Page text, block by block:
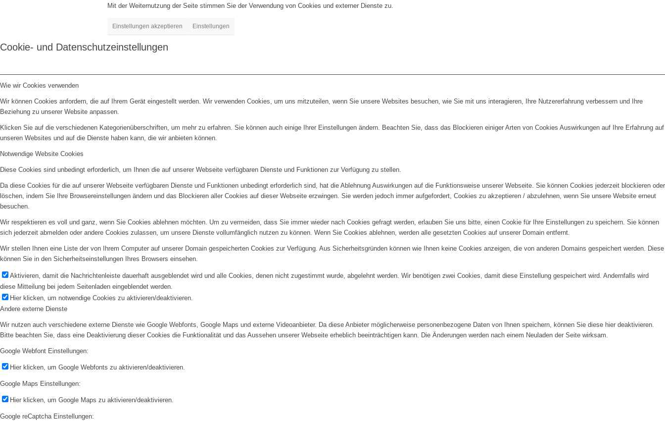
Mit der Weiternutzung der Seite stimmen Sie der Verwendung von Cookies und externer Dienste zu.
Einstellungen akzeptieren Einstellungen
Cookie- und Datenschutzeinstellungen
Wie wir Cookies verwenden
Wir können Cookies anfordern, die auf Ihrem Gerät eingestellt werden. Wir verwenden Cookies, um uns mitzuteilen, wenn Sie unsere Websites besuchen, wie Sie mit uns interagieren, Ihre Nutzererfahrung verbessern und Ihre
Beziehung zu unserer Website anpassen.
Klicken Sie auf die verschiedenen Kategorienüberschriften, um mehr zu erfahren. Sie können auch einige Ihrer Einstellungen ändern. Beachten Sie, dass das Blockieren einiger Arten von Cookies Auswirkungen auf Ihre Erfahrung auf
unseren Websites und auf die Dienste haben kann, die wir anbieten können.
Notwendige Website Cookies
Diese Cookies sind unbedingt erforderlich, um Ihnen die auf unserer Webseite verfügbaren Dienste und Funktionen zur Verfügung zu stellen.
Da diese Cookies für die auf unserer Webseite verfügbaren Dienste und Funktionen unbedingt erforderlich sind, hat die Ablehnung Auswirkungen auf die Funktionsweise unserer Webseite. Sie können Cookies jederzeit blockieren oder
löschen, indem Sie Ihre Browsereinstellungen ändern und das Blockieren aller Cookies auf dieser Webseite erzwingen. Sie werden jedoch immer aufgefordert, Cookies zu akzeptieren / abzulehnen, wenn Sie unsere Website erneut
besuchen.
Wir respektieren es voll und ganz, wenn Sie Cookies ablehnen möchten. Um zu vermeiden, dass Sie immer wieder nach Cookies gefragt werden, erlauben Sie uns bitte, einen Cookie für Ihre Einstellungen zu speichern. Sie können
sich jederzeit abmelden oder andere Cookies zulassen, um unsere Dienste vollumfänglich nutzen zu können. Wenn Sie Cookies ablehnen, werden alle gesetzten Cookies auf unserer Domain entfernt.
Wir stellen Ihnen eine Liste der von Ihrem Computer auf unserer Domain gespeicherten Cookies zur Verfügung. Aus Sicherheitsgründen können wie Ihnen keine Cookies anzeigen, die von anderen Domains gespeichert werden. Diese
können Sie in den Sicherheitseinstellungen Ihres Browsers einsehen.
Aktivieren, damit die Nachrichtenleiste dauerhaft ausgeblendet wird und alle Cookies, denen nicht zugestimmt wurde, abgelehnt werden. Wir benötigen zwei Cookies, damit diese Einstellung gespeichert wird. Andernfalls wird
diese Mitteilung bei jedem Seitenladen eingeblendet werden.
Hier klicken, um notwendige Cookies zu aktivieren/deaktivieren.
Andere externe Dienste
Wir nutzen auch verschiedene externe Dienste wie Google Webfonts, Google Maps und externe Videoanbieter. Da diese Anbieter möglicherweise personenbezogene Daten von Ihnen speichern, können Sie diese hier deaktivieren.
Bitte beachten Sie, dass eine Deaktivierung dieser Cookies die Funktionalität und das Aussehen unserer Webseite erheblich beeinträchtigen kann. Die Änderungen werden nach einem Neuladen der Seite wirksam.
Google Webfont Einstellungen:
Hier klicken, um Google Webfonts zu aktivieren/deaktivieren.
Google Maps Einstellungen:
Hier klicken, um Google Maps zu aktivieren/deaktivieren.
Google reCaptcha Einstellungen: